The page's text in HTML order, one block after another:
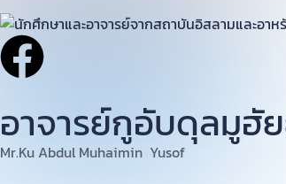
อาจารย์กูอับดุลมูฮั
Mr.Ku Abdul Muhaimin Yusof